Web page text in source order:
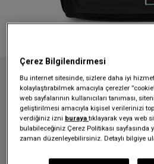
Anasayfa Sırt Çantaları
Okul çantaları
OUT OF OFFICE KONTRAST POLAR SIRT
Üzgünüz - bu
mevcut değil
Çerez Bilgilendirmesi
Bu internet sitesinde, sizlere daha iyi
kolaylaştırabilmek amacıyla çerezler
web sayfalarının kullanıcıları tanıması,
geliştirilmesi amacıyla kişisel verilerinizi
verdiğiniz izni burayatıklayarak veya web
bulabileceğiniz Çerez Politikası sayfasında
zaman düzenleyebilirsiniz. Detaylı bilgiye